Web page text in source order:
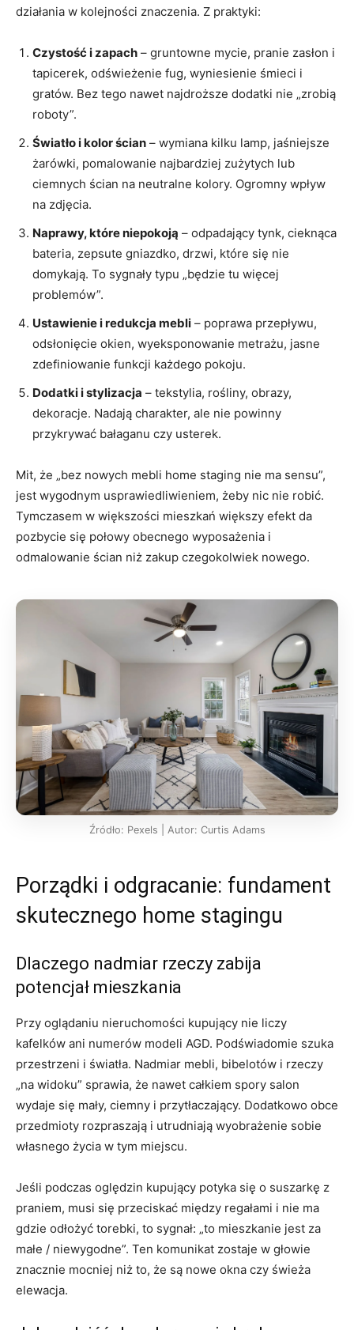
działania w kolejności znaczenia. Z praktyki:
Czystość i zapach – gruntowne mycie, pranie zasłon i
tapicerek, odświeżenie fug, wyniesienie śmieci i
gratów. Bez tego nawet najdroższe dodatki nie „zrobią
roboty”.
Światło i kolor ścian – wymiana kilku lamp, jaśniejsze
żarówki, pomalowanie najbardziej zużytych lub
ciemnych ścian na neutralne kolory. Ogromny wpływ
na zdjęcia.
Naprawy, które niepokoją – odpadający tynk, cieknąca
bateria, zepsute gniazdko, drzwi, które się nie
domykają. To sygnały typu „będzie tu więcej
problemów”.
Ustawienie i redukcja mebli – poprawa przepływu,
odsłonięcie okien, wyeksponowanie metrażu, jasne
zdefiniowanie funkcji każdego pokoju.
Dodatki i stylizacja – tekstylia, rośliny, obrazy,
dekoracje. Nadają charakter, ale nie powinny
przykrywać bałaganu czy usterek.
Mit, że „bez nowych mebli home staging nie ma sensu”,
jest wygodnym usprawiedliwieniem, żeby nic nie robić.
Tymczasem w większości mieszkań większy efekt da
pozbycie się połowy obecnego wyposażenia i
odmalowanie ścian niż zakup czegokolwiek nowego.
Źródło: Pexels | Autor: Curtis Adams
Porządki i odgracanie: fundament
skutecznego home stagingu
Dlaczego nadmiar rzeczy zabija
potencjał mieszkania
Przy oglądaniu nieruchomości kupujący nie liczy
kafelków ani numerów modeli AGD. Podświadomie szuka
przestrzeni i światła. Nadmiar mebli, bibelotów i rzeczy
„na widoku” sprawia, że nawet całkiem spory salon
wydaje się mały, ciemny i przytłaczający. Dodatkowo obce
przedmioty rozpraszają i utrudniają wyobrażenie sobie
własnego życia w tym miejscu.
Jeśli podczas oględzin kupujący potyka się o suszarkę z
praniem, musi się przeciskać między regałami i nie ma
gdzie odłożyć torebki, to sygnał: „to mieszkanie jest za
małe / niewygodne”. Ten komunikat zostaje w głowie
znacznie mocniej niż to, że są nowe okna czy świeża
elewacja.